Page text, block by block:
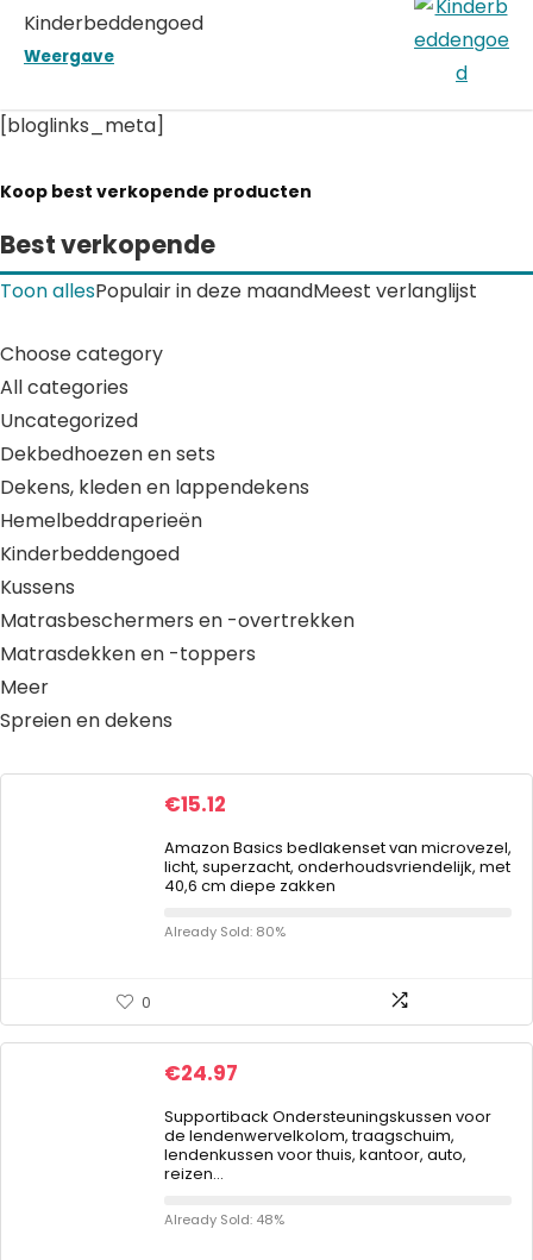
Kinderbeddengoed
Weergave
[bloglinks_meta]
Koop best verkopende producten
Best verkopende
Toon allesPopulair in deze maandMeest verlanglijst
Choose category
All categories
Uncategorized
Dekbedhoezen en sets
Dekens, kleden en lappendekens
Hemelbeddraperieën
Kinderbeddengoed
Kussens
Matrasbeschermers en -overtrekken
Matrasdekken en -toppers
Meer
Spreien en dekens
€15.12
Amazon Basics bedlakenset van microvezel,
licht, superzacht, onderhoudsvriendelijk, met
40,6 cm diepe zakken
Already Sold: 80%
0
€24.97
Supportiback Ondersteuningskussen voor
de lendenwervelkolom, traagschuim,
lendenkussen voor thuis, kantoor, auto,
reizen…
Already Sold: 48%